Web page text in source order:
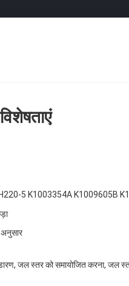
विशेषताएं
5 K1003354A K1009605B
जल स्तर को समायोजित करना, जल